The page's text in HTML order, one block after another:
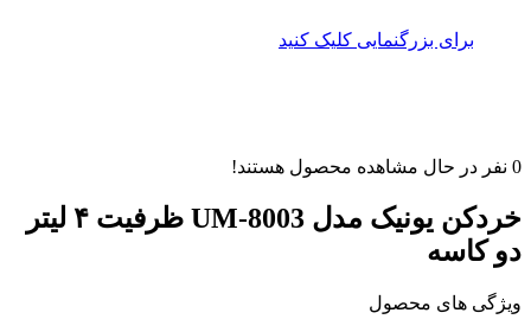
برای بزرگنمایی کلیک کنید
0 نفر در حال مشاهده محصول هستند!
خردکن یونیک مدل UM-8003 ظرفیت ۴ لیتر
دو کاسه
ویژگی های محصول